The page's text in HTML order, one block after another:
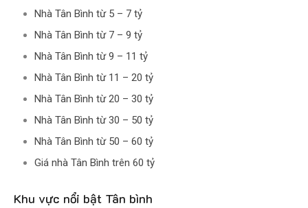
Nhà Tân Bình từ 5 – 7 tỷ
Nhà Tân Bình từ 7 – 9 tỷ
Nhà Tân Bình từ 9 – 11 tỷ
Nhà Tân Bình từ 11 – 20 tỷ
Nhà Tân Bình từ 20 – 30 tỷ
Nhà Tân Bình từ 30 – 50 tỷ
Nhà Tân Bình từ 50 – 60 tỷ
Giá nhà Tân Bình trên 60 tỷ
Khu vực nổi bật Tân bình